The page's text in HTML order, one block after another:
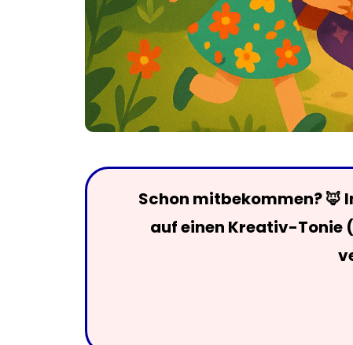
Schon mitbekommen? 🦊
auf einen Kreativ-Tonie